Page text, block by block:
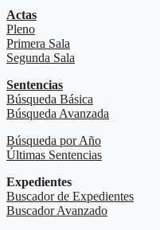
Actas
Pleno
Primera Sala
Segunda Sala
Sentencias
Búsqueda Básica
Búsqueda Avanzada
Búsqueda por Año
Últimas Sentencias
Expedientes
Buscador de Expedientes
Buscador Avanzado